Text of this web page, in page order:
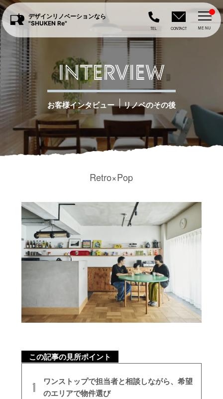
デザインリノベーションなら
"SHUKEN Re"
TEL CONTACT MENU
INTERVIEW
お客様インタビュー | リノベのその後
Retro×Pop
この記事の見所ポイント
ワンストップで担当者と相談しながら、希望
のエリアで物件選び